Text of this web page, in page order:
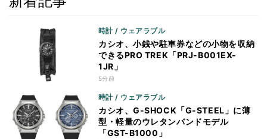
時計 / ウェアラブル
カシオ、小銭や駐車券などの小物を収納
できるPRO TREK「PRJ-B001EX-
1JR」
5分前
時計 / ウェアラブル
カシオ、G-SHOCK「G-STEEL」に薄
型・軽量のウレタンバンドモデル
「GST-B1000」